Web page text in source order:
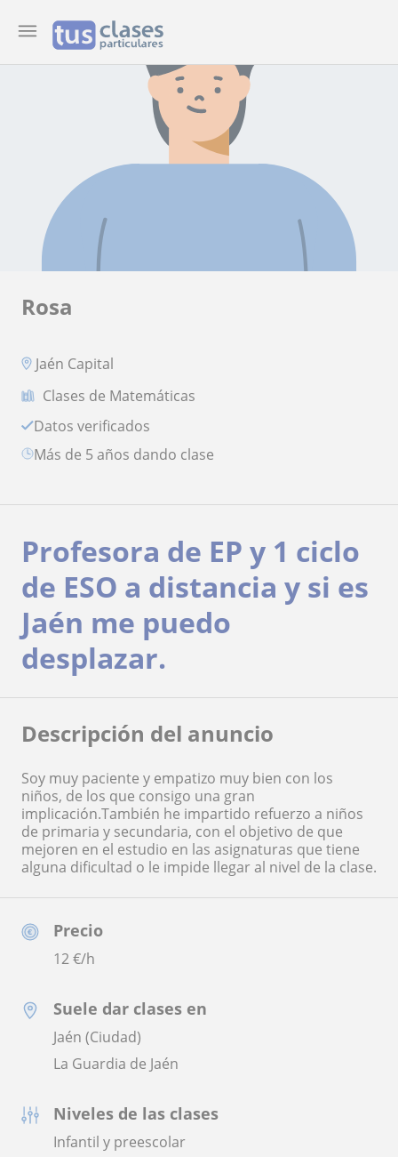
Rosa
Jaén Capital
Clases de Matemáticas
Datos verificados
más de 5 años dando clase
Precio
12€/h
Suele dar clases en
Jaén (Ciudad)
La Guardia de Jaén
Niveles de las clases
Infantil y preescolar
Profesora de EP y 1 ciclo
de ESO a distancia y si es
Jaén me puedo
desplazar.
Descripción del anuncio
Soy muy paciente y empatizo muy bien con los
niños, de los que consigo una gran
implicación.También he impartido refuerzo a niños
de primaria y secundaria, con el objetivo de que
mejoren en el estudio en las asignaturas que tiene
alguna dificultad o le impide llegar al nivel de la clase.